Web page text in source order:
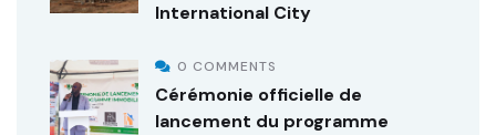
International City
0 COMMENTS
Cérémonie officielle de
lancement du programme